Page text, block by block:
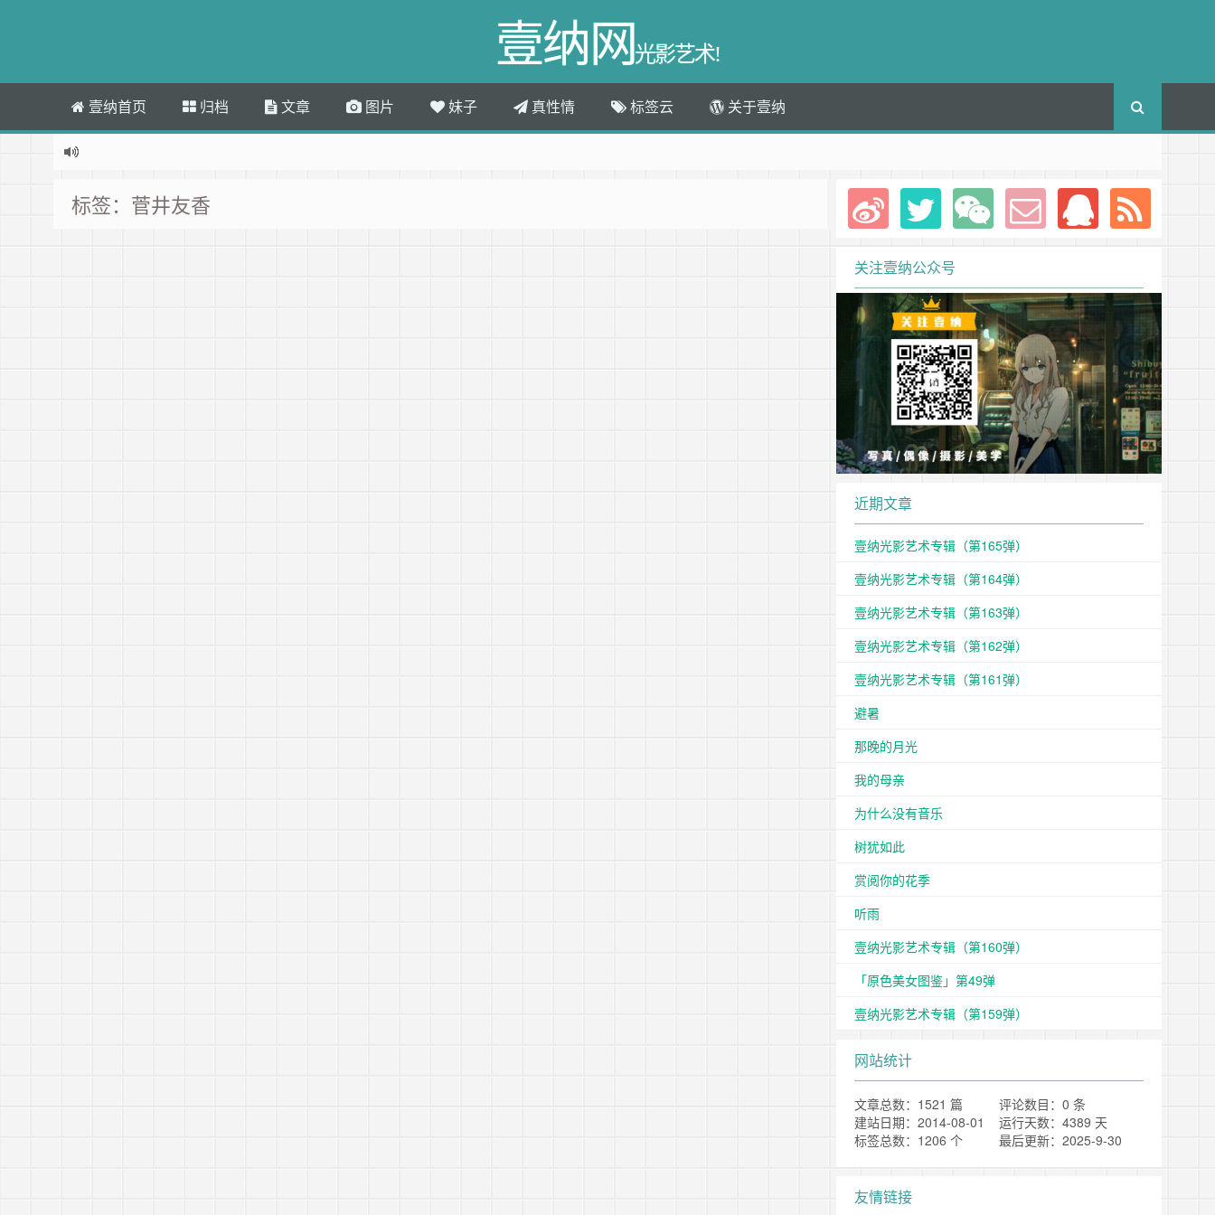
壹纳网光影艺术!
壹纳首页 归档 文章 图片 妹子 真性情 标签云 关于壹纳
标签：菅井友香
关注壹纳公众号
近期文章
壹纳光影艺术专辑（第165弹）
壹纳光影艺术专辑（第164弹）
壹纳光影艺术专辑（第163弹）
壹纳光影艺术专辑（第162弹）
壹纳光影艺术专辑（第161弹）
避暑
那晚的月光
我的母亲
为什么没有音乐
树犹如此
赏阅你的花季
听雨
壹纳光影艺术专辑（第160弹）
「原色美女图鉴」第49弹
壹纳光影艺术专辑（第159弹）
网站统计
文章总数：1521 篇
评论数目：0 条
建站日期：2014-08-01
运行天数：4389 天
标签总数：1206 个
最后更新：2025-9-30
友情链接